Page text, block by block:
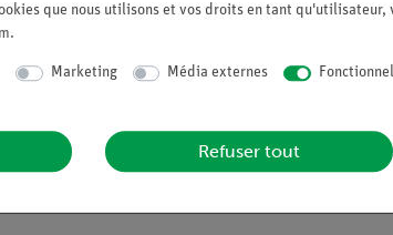
que nous utilisons et vos droits en tant qu'utilisateur,
.
Marketing Média externes Fonctionnel
Refuser tout